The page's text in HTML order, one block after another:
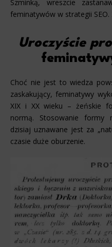
Szminką, wreszcie
feminatywów w strategii
Uroczyście
Choć nie jest to wiedza
zaskakujący, feminatywy
XIX i XX wieku – żeńskie
normą. Stosowanie formy
dzisiaj uznawane jest za
czasie duże oburzenie.